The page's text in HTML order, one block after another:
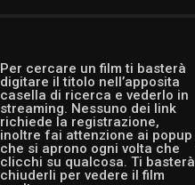
Per cercare un film ti basterà
digitare il titolo nell’apposita
casella di ricerca e vederlo in
streaming. Nessuno dei link
richiede la registrazione,
inoltre fai attenzione ai popup
che si aprono ogni volta che
clicchi su qualcosa. Ti basterà
chiuderli per vedere il film